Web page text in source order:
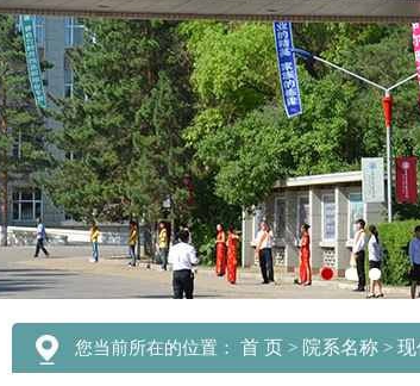
您当前所在的位置： 首 页 > 院系名称 > 现